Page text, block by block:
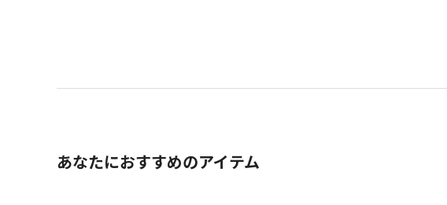
あなたにおすすめのアイテム